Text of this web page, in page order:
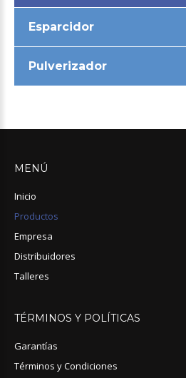
Esparcidor
Pulverizador
MENÚ
Inicio
Productos
Empresa
Distribuidores
Talleres
TÉRMINOS Y POLÍTICAS
Garantías
Términos y Condiciones